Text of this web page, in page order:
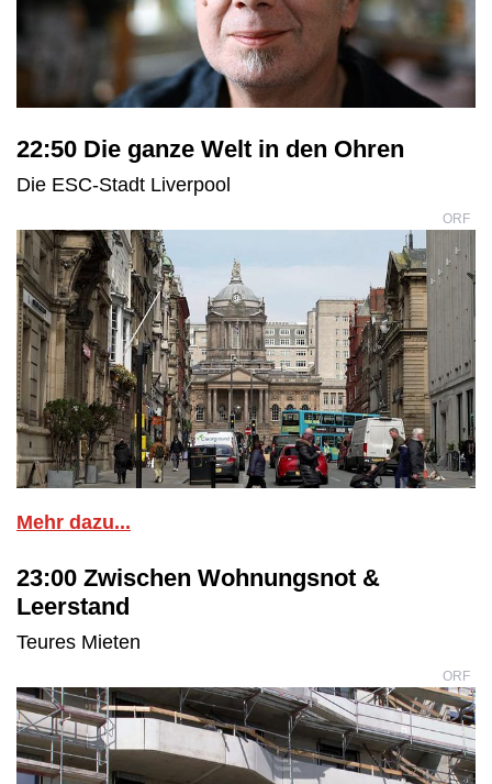
22:50 Die ganze Welt in den Ohren
Die ESC-Stadt Liverpool
ORF
Mehr dazu...
23:00 Zwischen Wohnungsnot &
Leerstand
Teures Mieten
ORF